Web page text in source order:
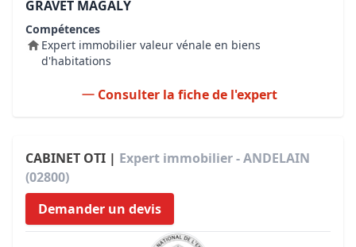
GRAVET MAGALY
Compétences
Expert immobilier valeur vénale en biens
d'habitations
Consulter la fiche de l'expert
CABINET OTI | Expert immobilier - ANDELAIN
(02800)
Demander un devis